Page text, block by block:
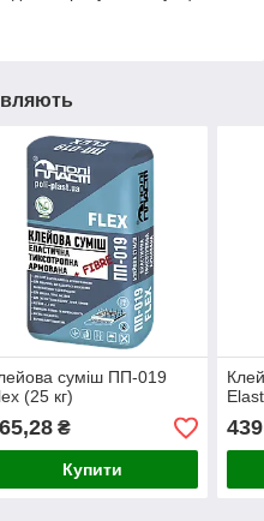
суміш ПП-019
(25 кг)
₴
Купити